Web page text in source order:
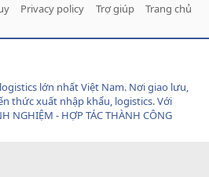
Privacy policy Trợ giúp Trang chủ
lớn nhất Việt Nam. Nơi giao lưu,
thức xuất nhập khẩu, logistics. Với
NGHIỆM - HỢP TÁC THÀNH CÔNG